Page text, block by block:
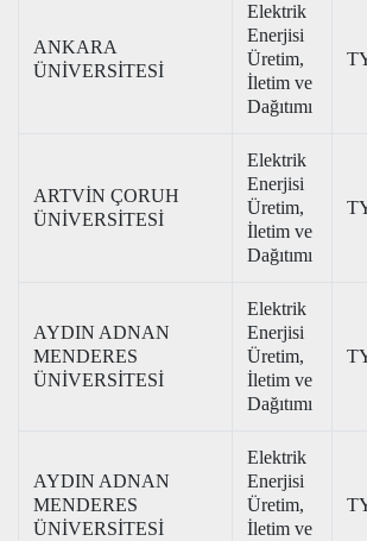
ANKARA
ÜNİVERSİTESİ
Elektrik
Enerjisi
Üretim,
İletim ve
Dağıtımı
ARTVİN ÇORUH
ÜNİVERSİTESİ
Elektrik
Enerjisi
Üretim,
İletim ve
Dağıtımı
AYDIN ADNAN
MENDERES
ÜNİVERSİTESİ
Elektrik
Enerjisi
Üretim,
İletim ve
Dağıtımı
AYDIN ADNAN
MENDERES
ÜNİVERSİTESİ
Elektrik
Enerjisi
Üretim,
İletim ve